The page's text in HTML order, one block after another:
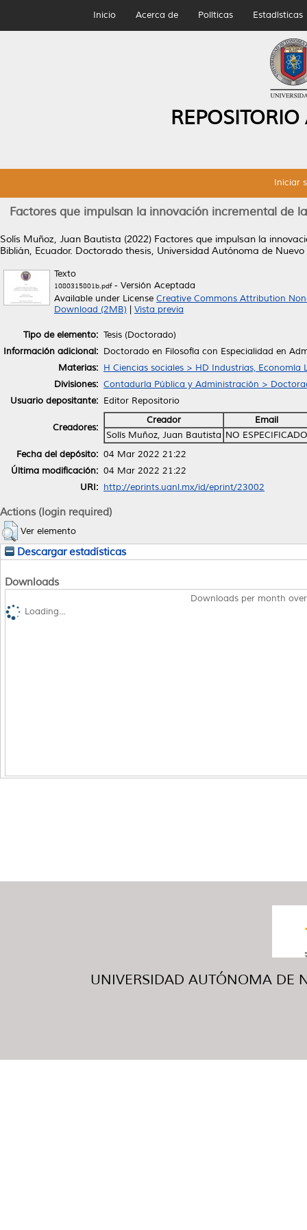
Inicio Acerca de Políticas Estadísticas
Iniciar
Factores que impulsan la innovación incremental de
Solís Muñoz, Juan Bautista (2022) Factores que impulsan la
Biblián, Ecuador. Doctorado thesis, Universidad Autónoma de Nuevo
Texto
1080315801b.pdf- Versión Aceptada
Available under License Creative Commons Attribution
Download (2MB)
Vista previa
Tipo de elemento: Tesis (Doctorado)
Información adicional: Doctorado en Filosofía con Especialidad en
Materias: H Ciencias sociales > HD Industrias, Economía
Divisiones: Contaduría Pública y Administración >
Usuario depositante: Editor Repositorio
Creadores:
Creador
Email
Solís Muñoz, Juan Bautista NO ESPECIFICADO
Fecha del depósito: 04 Mar 2022 21:22
Última modificación: 04 Mar 2022 21:22
URI: http://eprints.uanl.mx/id/eprint/23002
Actions (login required)
Ver elemento
Descargar estadísticas
Downloads
Downloads per month
Loading...
UNIVERSIDAD AUTÓNOMA DE